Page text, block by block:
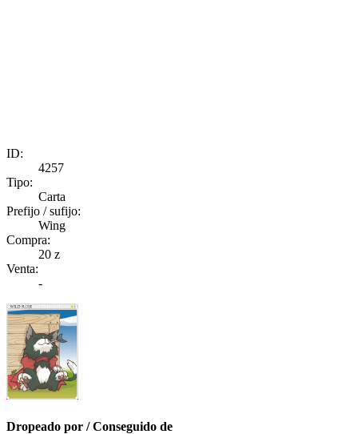
ID:
4257
Tipo:
Carta
Prefijo / sufijo:
Wing
Compra:
20 z
Venta:
-
Dropeado por / Conseguido de